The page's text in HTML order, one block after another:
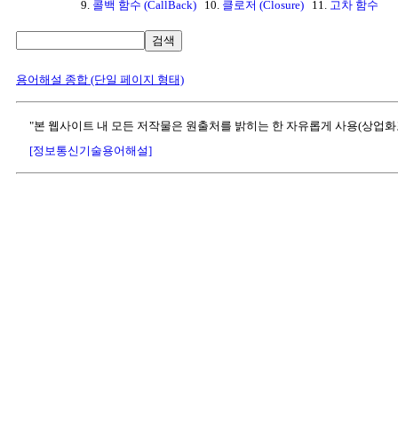
9. 콜백 함수 (CallBack) 10. 클로저 (Closure) 11. 고차 함수
검색
용어해설 종합 (단일 페이지 형태)
"본 웹사이트 내 모든 저작물은 원출처를 밝히는 한 자유롭게 사용(상업
[정보통신기술용어해설]